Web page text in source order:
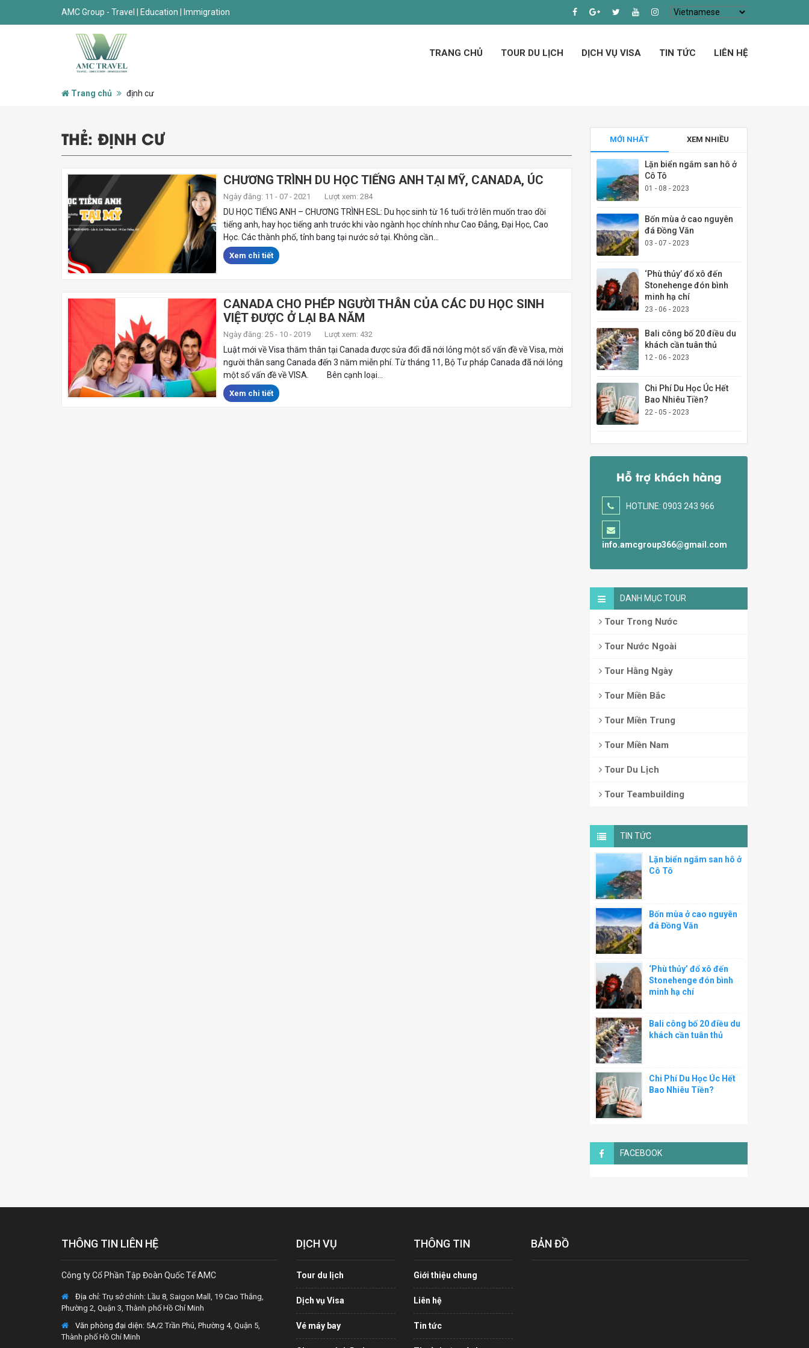
AMC Group - Travel | Education | Immigration
TRANG CHỦ TOUR DU LỊCH DỊCH VỤ VISA TIN TỨC LIÊN HỆ
Trang chủ định cư
THẺ: ĐỊNH CƯ
CHƯƠNG TRÌNH DU HỌC TIẾNG ANH TẠI MỸ, CANADA, ÚC
Ngày đăng: 11 - 07 - 2021 Lượt xem: 284
DU HỌC TIẾNG ANH – CHƯƠNG TRÌNH ESL: Du học sinh từ 16 tuổi trở lên muốn trao dồi
tiếng anh, hay học tiếng anh trước khi vào ngành học chính như Cao Đẳng, Đại Học, Cao
Học. Các thành phố, tỉnh bang tại nước sở tại. Không cần...
Xem chi tiết
CANADA CHO PHÉP NGƯỜI THÂN CỦA CÁC DU HỌC SINH
VIỆT ĐƯỢC Ở LẠI BA NĂM
Ngày đăng: 25 - 10 - 2019 Lượt xem: 432
Luật mới về Visa thăm thân tại Canada được sửa đổi đã nới lỏng một số vấn đề về Visa, mời
người thân sang Canada đến 3 năm miễn phí. Từ tháng 11, Bộ Tư pháp Canada đã nới lỏng
một số vấn đề về VISA. Bên cạnh loại...
Xem chi tiết
MỚI NHẤT XEM NHIỀU
Lặn biển ngắm san hô ở
Cô Tô
01 - 08 - 2023
Bốn mùa ở cao nguyên
đá Đồng Văn
03 - 07 - 2023
‘Phù thủy’ đổ xô đến
Stonehenge đón bình
minh hạ chí
23 - 06 - 2023
Bali công bố 20 điều du
khách cần tuân thủ
12 - 06 - 2023
Chi Phí Du Học Úc Hết
Bao Nhiêu Tiền?
22 - 05 - 2023
Hỗ trợ khách hàng
HOTLINE: 0903 243 966
info.amcgroup366@gmail.com
DANH MỤC TOUR
Tour Trong Nước
Tour Nước Ngoài
Tour Hằng Ngày
Tour Miền Bắc
Tour Miền Trung
Tour Miền Nam
Tour Du Lịch
Tour Teambuilding
TIN TỨC
Lặn biển ngắm san hô ở
Cô Tô
Bốn mùa ở cao nguyên
đá Đồng Văn
‘Phù thủy’ đổ xô đến
Stonehenge đón bình
minh hạ chí
Bali công bố 20 điều du
khách cần tuân thủ
Chi Phí Du Học Úc Hết
Bao Nhiêu Tiền?
FACEBOOK
THÔNG TIN LIÊN HỆ
Công ty Cổ Phần Tập Đoàn Quốc Tế AMC
Địa chỉ:Trụ sở chính: Lầu 8, Saigon Mall, 19 Cao Thắng,
Phường 2, Quận 3, Thành phố Hồ Chí Minh
Văn phòng đại diện: 5A/2 Trần Phú, Phường 4, Quận 5,
Thành phố Hồ Chí Minh
DỊCH VỤ
Tour du lịch
Dịch vụ Visa
Vé máy bay
THÔNG TIN
Giới thiệu chung
Liên hệ
Tin tức
BẢN ĐỒ